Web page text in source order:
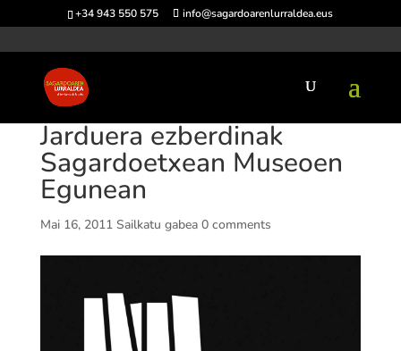
+34 943 550 575 info@sagardoarenlurraldea.eus
Jarduera ezberdinak
Sagardoetxean Museoen
Egunean
Mai 16, 2011 Sailkatu gabea 0 comments